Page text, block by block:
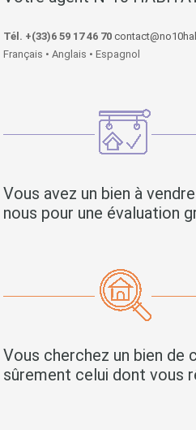
Tél. +(33)6 59 17 46 70
Français • Anglais • Espagnol
Vous avez un bien à
nous pour une évaluation
Vous cherchez un bien de
sûrement celui dont vous